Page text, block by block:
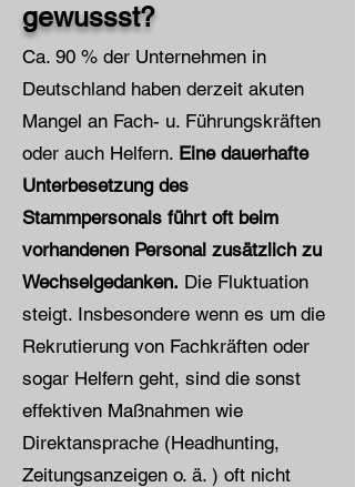
gewussst?
Ca. 90 % der Unternehmen in
Deutschland haben derzeit akuten
Mangel an Fach- u. Führungskräften
oder auch Helfern. Eine dauerhafte
Unterbesetzung des
Stammpersonals führt oft beim
vorhandenen Personal zusätzlich zu
Wechselgedanken. Die Fluktuation
steigt. Insbesondere wenn es um die
Rekrutierung von Fachkräften oder
sogar Helfern geht, sind die sonst
effektiven Maßnahmen wie
Direktansprache (Headhunting,
Zeitungsanzeigen o. ä. ) oft nicht